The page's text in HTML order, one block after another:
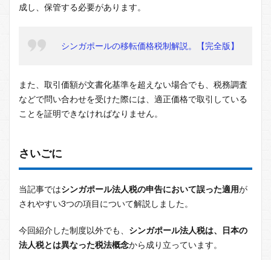
成し、保管する必要があります。
シンガポールの移転価格税制解説。【完全版】
また、取引価額が文書化基準を超えない場合でも、税務調査
などで問い合わせを受けた際には、適正価格で取引している
ことを証明できなければなりません。
さいごに
当記事ではシンガポール法人税の申告において誤った適用が
されやすい3つの項目について解説しました。
今回紹介した制度以外でも、 シンガポール法人税は、日本の
法人税とは異なった税法概念から成り立っています。